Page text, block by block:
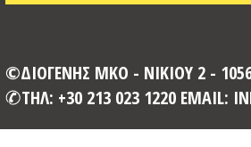
©ΔΙΟΓΕΝΗΣ ΜΚΟ - ΝΙΚΙΟΥ 2 -
ΤΗΛ: +30 213 023 1220 EMAIL: